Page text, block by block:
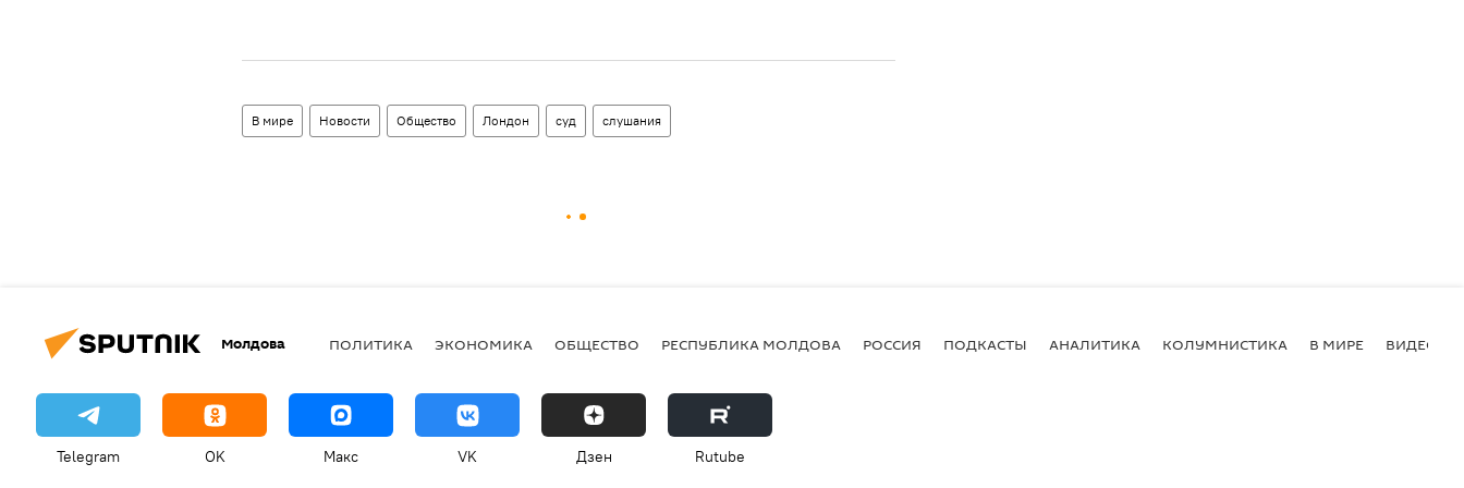
В мире Новости Общество Лондон суд слушания
Молдова ПОЛИТИКА ЭКОНОМИКА ОБЩЕСТВО РЕСПУБЛИКА МОЛДОВА РОССИЯ ПОДКАСТЫ АНАЛИТИКА КОЛУМНИСТИКА В МИРЕ ВИДЕО
Telegram OK Макс VK Дзен Rutube